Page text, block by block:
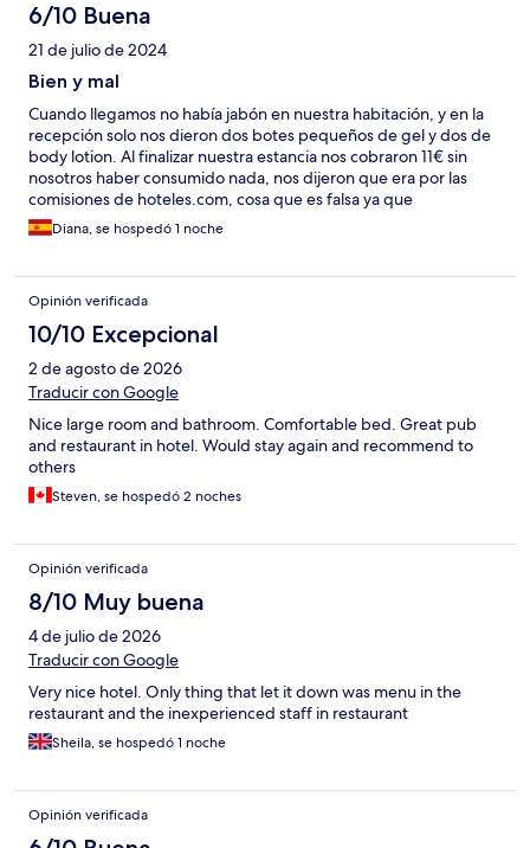
6/10 Buena
21 de julio de 2024
Bien y mal
Cuando llegamos no había jabón en nuestra habitación, y en la
recepción solo nos dieron dos botes pequeños de gel y dos de
body lotion. Al finalizar nuestra estancia nos cobraron 11€ sin
nosotros haber consumido nada, nos dijeron que era por las
comisiones de hoteles.com, cosa que es falsa ya que
hoteles.com te dice claramente que TODO el pago ha sido
realizado, finalmente conseguimos que nos devolvieran estos
perfectamente no habernos dado cuenta
Diana, se hospedó 1 noche
Opinión verificada
10/10 Excepcional
2 de agosto de 2026
Traducir con Google
Nice large room and bathroom. Comfortable bed. Great pub
and restaurant in hotel. Would stay again and recommend to
others
Steven, se hospedó 2 noches
Opinión verificada
8/10 Muy buena
4 de julio de 2026
Traducir con Google
Very nice hotel. Only thing that let it down was menu in the
restaurant and the inexperienced staff in restaurant
Sheila, se hospedó 1 noche
Opinión verificada